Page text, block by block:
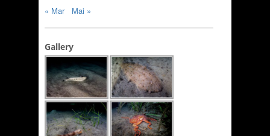
« Mar
Mai »
Gallery